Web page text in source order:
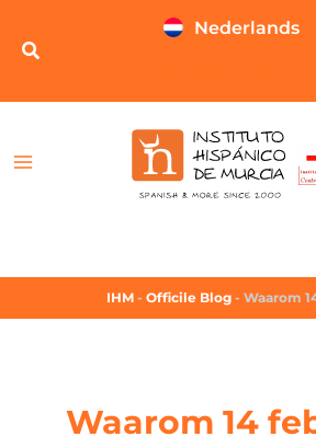
Nederlands
IHM - Officile Blog - Waarom
Waarom 14